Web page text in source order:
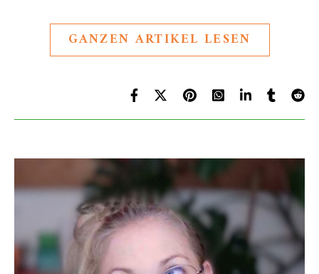
GANZEN ARTIKEL LESEN